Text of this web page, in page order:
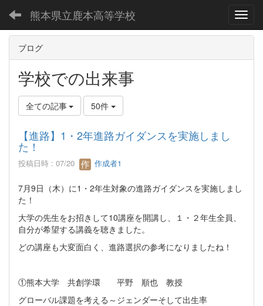
熊本県立鹿本高等学校
ブログ
学校での出来事
全ての記事 50件
【進路】1・2年進路ガイダンスを実施しまし
た！
投稿日時 : 07/20 作成者1
7月9日（木）に1・2年生対象の進路ガイダンスを実施しまし
た！
大学の先生をお招きして10講座を開講し、１・２年生全員、
自分が希望する講義を聴きました。
どの講座も大変面白く、進路選択の参考になりましたね！
①熊本大学 共創学環 平野 順也 教授
グローバル課題を考える～ジェンダーそして出生率